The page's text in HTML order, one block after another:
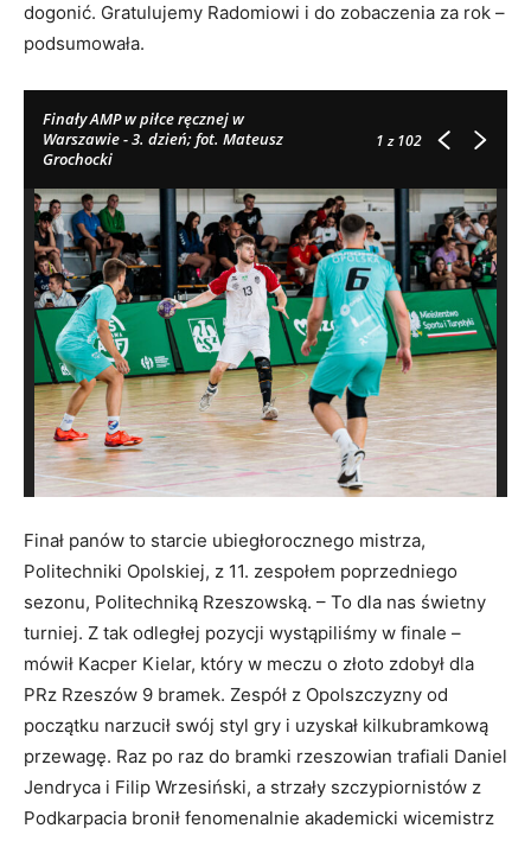
dogonić. Gratulujemy Radomiowi i do zobaczenia za rok –
podsumowała.
Finały AMP w piłce ręcznej w
Warszawie - 3. dzień; fot. Mateusz
Grochocki
1z 102
Finał panów to starcie ubiegłorocznego mistrza,
Politechniki Opolskiej, z 11. zespołem poprzedniego
sezonu, Politechniką Rzeszowską. – To dla nas świetny
turniej. Z tak odległej pozycji wystąpiliśmy w finale –
mówił Kacper Kielar, który w meczu o złoto zdobył dla
PRz Rzeszów 9 bramek. Zespół z Opolszczyzny od
początku narzucił swój styl gry i uzyskał kilkubramkową
przewagę. Raz po raz do bramki rzeszowian trafiali Daniel
Jendryca i Filip Wrzesiński, a strzały szczypiornistów z
Podkarpacia bronił fenomenalnie akademicki wicemistrz